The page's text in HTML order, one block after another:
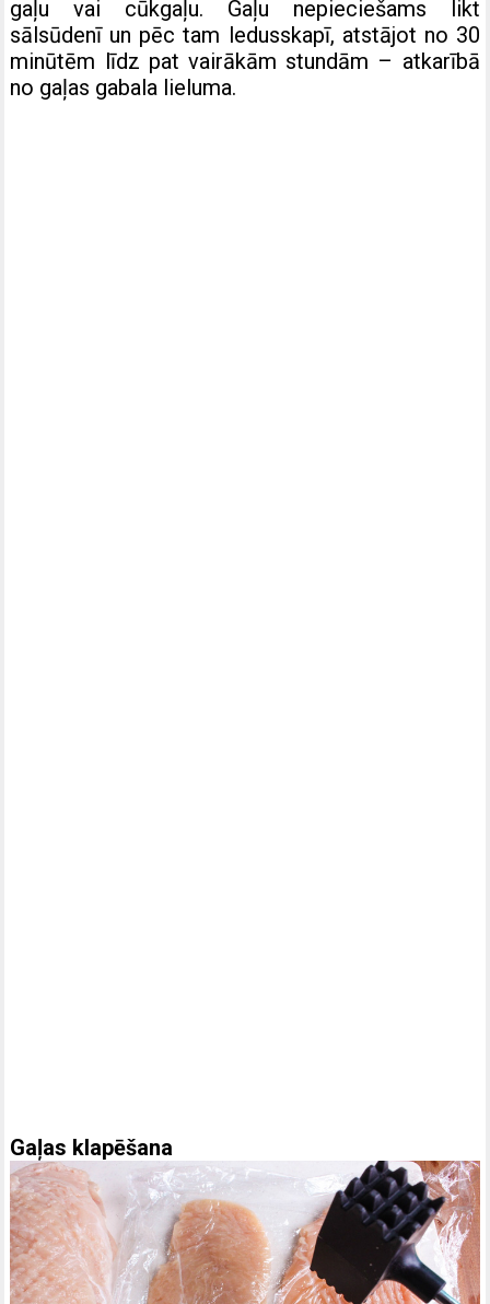
gaļu vai cūkgaļu. Gaļu nepieciešams likt
sālsūdenī un pēc tam ledusskapī, atstājot no 30
minūtēm līdz pat vairākām stundām – atkarībā
no gaļas gabala lieluma.
Gaļas klapēšana